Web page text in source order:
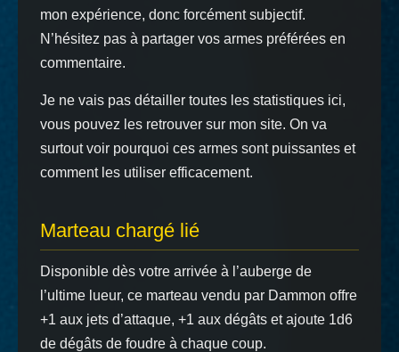
mon expérience, donc forcément subjectif.
N’hésitez pas à partager vos armes préférées en
commentaire.
Je ne vais pas détailler toutes les statistiques ici,
vous pouvez les retrouver sur mon site. On va
surtout voir pourquoi ces armes sont puissantes et
comment les utiliser efficacement.
Marteau chargé lié
Disponible dès votre arrivée à l’auberge de
l’ultime lueur, ce marteau vendu par Dammon offre
+1 aux jets d’attaque, +1 aux dégâts et ajoute 1d6
de dégâts de foudre à chaque coup.